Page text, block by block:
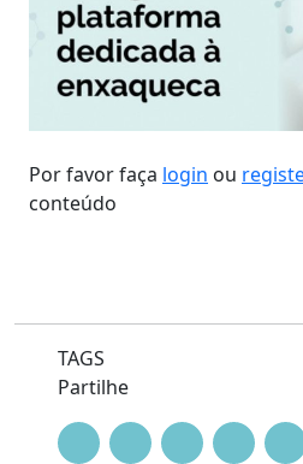
Por favor faça login ou
conteúdo
TAGS
Partilhe